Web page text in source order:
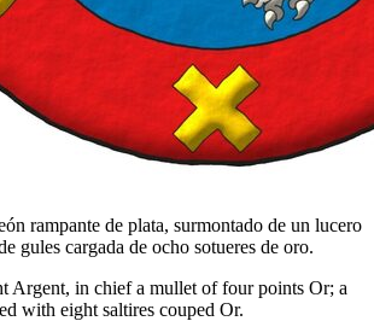
rampante de plata, surmontado de un lucero
gules cargada de ocho sotueres de oro.
Argent, in chief a mullet of four points Or; a
with eight saltires couped Or.